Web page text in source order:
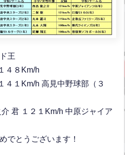
王
４８Km/h
４１Km/h 高見中野球部（３
君 １２１Km/h 中原ジャイア
でとうございます！